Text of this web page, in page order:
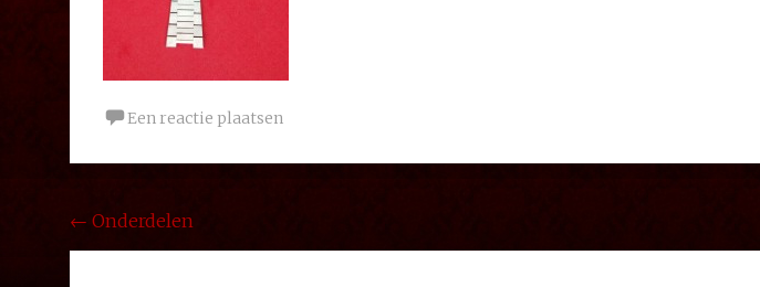
Een reactie plaatsen
Bericht
navigatie
← Onderdelen